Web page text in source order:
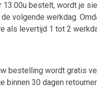
bestelt, wordt je
volgende werkdag.
als levertijd 1 tot 2
bestelling wordt gratis
binnen 30 dagen